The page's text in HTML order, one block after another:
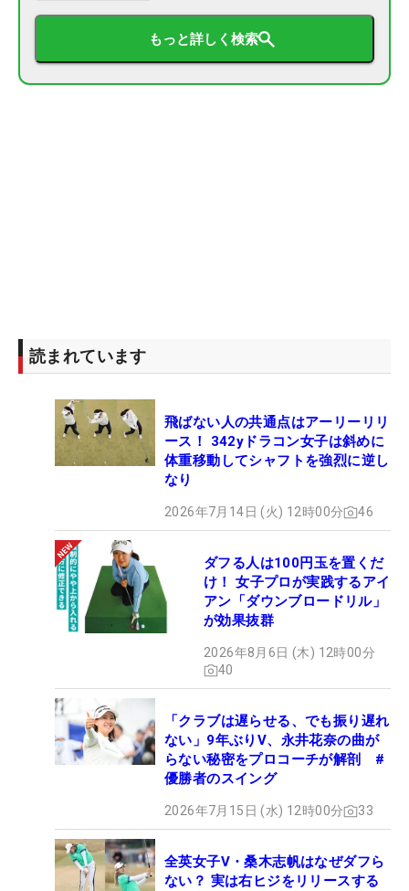
もっと詳しく検索
読まれています
飛ばない人の共通点はアーリーリリ
ース！ 342yドラコン女子は斜めに
体重移動してシャフトを強烈に逆し
なり
2026年7月14日 (火) 12時00分 46
ダフる人は100円玉を置くだ
け！ 女子プロが実践するアイ
アン「ダウンブロードリル」
が効果抜群
2026年8月6日 (木) 12時00分
40
「クラブは遅らせる、でも振り遅れ
ない」9年ぶりV、永井花奈の曲が
らない秘密をプロコーチが解剖 #
優勝者のスイング
2026年7月15日 (水) 12時00分 33
全英女子V・桑木志帆はなぜダフら
ない？ 実は右ヒジをリリースする